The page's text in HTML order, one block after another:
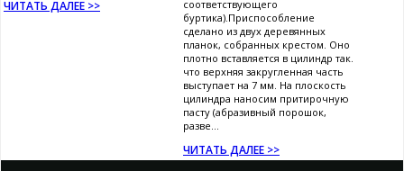
ЧИТАТЬ ДАЛЕЕ >>
соответствующего
буртика).Приспособление
сделано из двух деревянных
планок, собранных крестом. Оно
плотно вставляется в цилиндр так.
что верхняя закругленная часть
выступает на 7 мм. На плоскость
цилиндра наносим притирочную
пасту (абразивный порошок,
разве...
ЧИТАТЬ ДАЛЕЕ >>